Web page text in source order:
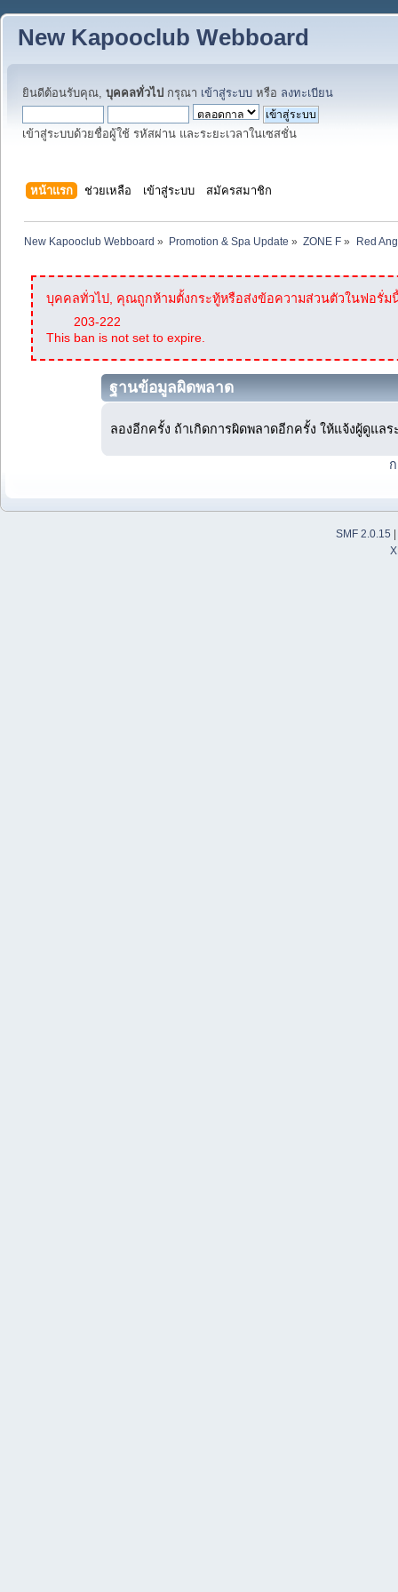
New Kapooclub Webboard
ยินดีต้อนรับคุณ, บุคคลทั่วไป กรุณา เข้าสู่ระบบ หรือ ลงทะเบียน
เข้าสู่ระบบด้วยชื่อผู้ใช้ รหัสผ่าน และระยะเวลาในเซสชั่น
หน้าแรก ช่วยเหลือ เข้าสู่ระบบ สมัครสมาชิก
New Kapooclub Webboard » Promotion & Spa Update » ZONE F » Red
บุคคลทั่วไป, คุณถูกห้ามตั้งกระทู้หรือส่งข้อความส่วนตัวในฟอรั่ม
203-222
This ban is not set to expire.
ฐานข้อมูลผิดพลาด
ลองอีกครั้ง ถ้าเกิดการผิดพลาดอีกครั้ง ให้แจ้งผู้ดูแลร
SMF 2.0.15